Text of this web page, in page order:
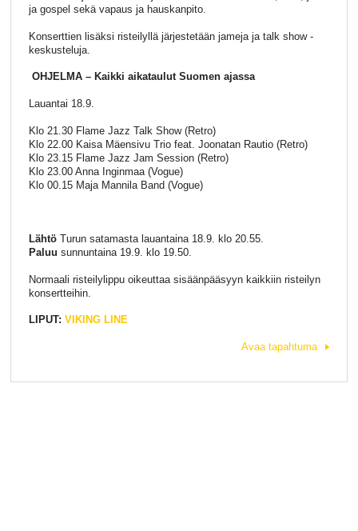
ja gospel sekä vapaus ja hauskanpito.
Konserttien lisäksi risteilyllä järjestetään jameja ja talk show -
keskusteluja.
OHJELMA – Kaikki aikataulut Suomen ajassa
Lauantai 18.9.
Klo 21.30 Flame Jazz Talk Show (Retro)
Klo 22.00 Kaisa Mäensivu Trio feat. Joonatan Rautio (Retro)
Klo 23.15 Flame Jazz Jam Session (Retro)
Klo 23.00 Anna Inginmaa (Vogue)
Klo 00.15 Maja Mannila Band (Vogue)
LähtöTurun satamasta lauantaina 18.9. klo 20.55.
Paluu sunnuntaina 19.9. klo 19.50.
Normaali risteilylippu oikeuttaa sisäänpääsyyn kaikkiin risteilyn
konsertteihin.
LIPUT: VIKING LINE
Avaa tapahtuma